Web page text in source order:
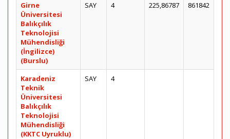
Girne
Üniversitesi
Balıkçılık
Teknolojisi
Mühendisliği
(İngilizce)
(Burslu)
SAY 4 225,86787 861842
Karadeniz
Teknik
Üniversitesi
Balıkçılık
Teknolojisi
Mühendisliği
(KKTC Uyruklu)
SAY 4